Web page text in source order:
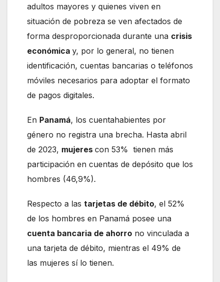
adultos mayores y quienes viven en
situación de pobreza se ven afectados de
forma desproporcionada durante una crisis
económica y, por lo general, no tienen
identificación, cuentas bancarias o teléfonos
móviles necesarios para adoptar el formato
de pagos digitales.
En Panamá, los cuentahabientes por
género no registra una brecha. Hasta abril
de 2023, mujeres con 53% tienen más
participación en cuentas de depósito que los
hombres (46,9%).
Respecto a las tarjetas de débito, el 52%
de los hombres en Panamá posee una
cuenta bancaria de ahorro no vinculada a
una tarjeta de débito, mientras el 49% de
las mujeres sí lo tienen.